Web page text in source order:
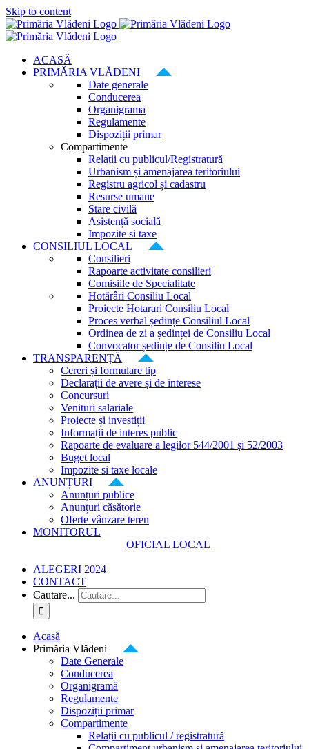
Skip to content
ACASĂ
PRIMĂRIA VLĂDENI
Date generale
Conducerea
Organigrama
Regulamente
Dispoziții primar
Compartimente
Relatii cu publicul/Registratură
Urbanism și amenajarea teritoriului
Registru agricol și cadastru
Resurse umane
Stare civilă
Asistență socială
Impozite si taxe
CONSILIUL LOCAL
Consilieri
Rapoarte activitate consilieri
Comisiile de Specialitate
Hotărâri Consiliu Local
Proiecte Hotarari Consiliu Local
Proces verbal ședințe Consiliul Local
Ordinea de zi a ședinței de Consiliu Local
Convocator ședințe de Consiliu Local
TRANSPARENȚĂ
Cereri și formulare tip
Declarații de avere și de interese
Concursuri
Venituri salariale
Proiecte și investiții
Informații de interes public
Rapoarte de evaluare a legilor 544/2001 și 52/2003
Buget local
Impozite si taxe locale
ANUNȚURI
Anunțuri publice
Anunțuri căsătorie
Oferte vânzare teren
MONITORUL
OFICIAL LOCAL
ALEGERI 2024
CONTACT
Cautare...
Acasă
Primăria Vlădeni
Date Generale
Conducerea
Organigramă
Regulamente
Dispoziții primar
Compartimente
Relații cu publicul / registratură